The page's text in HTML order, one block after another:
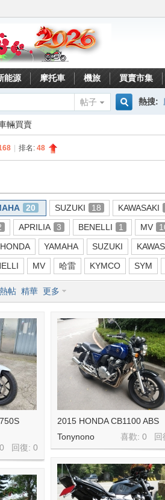
能源 摩托車 機旅 買賣市集
帖子
熱搜:
輛買賣
排名: 48
20 SUZUKI 18
KAWASAKI
APRILIA 3 BENELLI 1 MV
HONDA YAMAHA SUZUKI
MV 哈雷 KYMCO SYM
熱帖 精華 更多
回復: 0
2015 HONDA CB1100 ABS
喜歡: 0 回
Tonynono